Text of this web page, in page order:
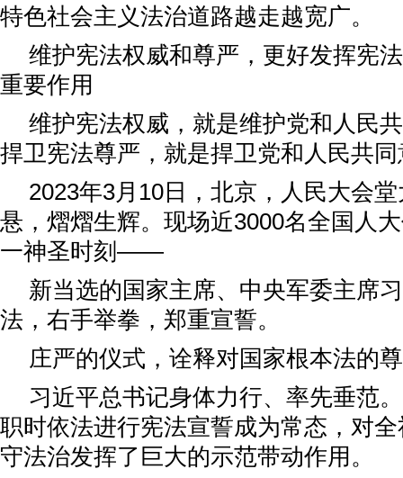
特色社会主义法治道路越走越宽广。
维护宪法权威和尊严，更好发挥宪
重要作用
维护宪法权威，就是维护党和人民
捍卫宪法尊严，就是捍卫党和人民共
2023年3月10日，北京，人民大会
悬，熠熠生辉。现场近3000名全国人
一神圣时刻——
新当选的国家主席、中央军委主席
法，右手举拳，郑重宣誓。
庄严的仪式，诠释对国家根本法的
习近平总书记身体力行、率先垂范
职时依法进行宪法宣誓成为常态，对
守法治发挥了巨大的示范带动作用。